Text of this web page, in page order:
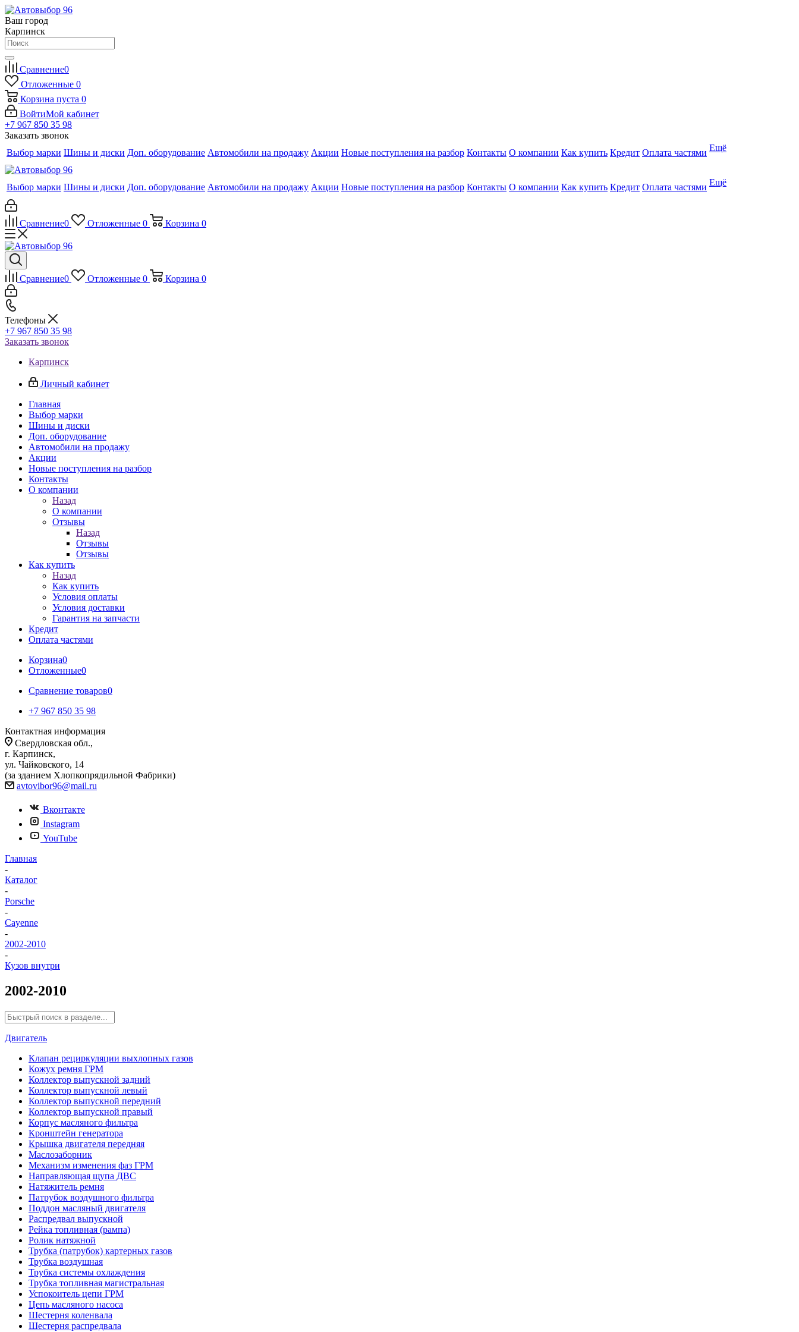
Ваш город
Карпинск
Сравнение0
Отложенные 0
Корзина пуста 0
ВойтиМой кабинет
+7 967 850 35 98
Заказать звонок
Выбор марки Шины и диски Доп. оборудование Автомобили на продажу Акции Новые поступления на разбор Контакты О компании Как купить Кредит Оплата частями Ещё
Выбор марки Шины и диски Доп. оборудование Автомобили на продажу Акции Новые поступления на разбор Контакты О компании Как купить Кредит Оплата частями Ещё
Сравнение0 Отложенные 0 Корзина 0
Сравнение0 Отложенные 0 Корзина 0
Телефоны
+7 967 850 35 98
Заказать звонок
Карпинск
Личный кабинет
Главная
Выбор марки
Шины и диски
Доп. оборудование
Автомобили на продажу
Акции
Новые поступления на разбор
Контакты
О компании
Назад
О компании
Отзывы
Назад
Отзывы
Отзывы
Как купить
Назад
Как купить
Условия оплаты
Условия доставки
Гарантия на запчасти
Кредит
Оплата частями
Корзина0
Отложенные0
Сравнение товаров0
+7 967 850 35 98
Контактная информация
Свердловская обл.,
г. Карпинск,
ул. Чайковского, 14
(за зданием Хлопкопрядильной Фабрики)
avtovibor96@mail.ru
Вконтакте
Instagram
YouTube
Главная
-
Каталог
-
Porsche
-
Cayenne
-
2002-2010
-
Кузов внутри
2002-2010
Двигатель
Клапан рециркуляции выхлопных газов
Кожух ремня ГРМ
Коллектор выпускной задний
Коллектор выпускной левый
Коллектор выпускной передний
Коллектор выпускной правый
Корпус масляного фильтра
Кронштейн генератора
Крышка двигателя передняя
Маслозаборник
Механизм изменения фаз ГРМ
Направляющая щупа ДВС
Натяжитель ремня
Патрубок воздушного фильтра
Поддон масляный двигателя
Распредвал выпускной
Рейка топливная (рампа)
Ролик натяжной
Трубка (патрубок) картерных газов
Трубка воздушная
Трубка системы охлаждения
Трубка топливная магистральная
Успокоитель цепи ГРМ
Цепь масляного насоса
Шестерня коленвала
Шестерня распредвала